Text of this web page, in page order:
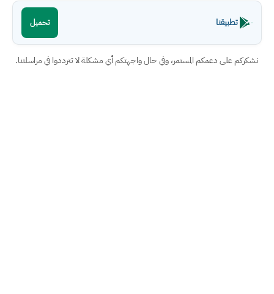
تطبيقنا تحميل
نشكركم على دعمكم المستمر، وفي حال واجهتكم أي مشكلة لا تترددوا في مراسلتنا.